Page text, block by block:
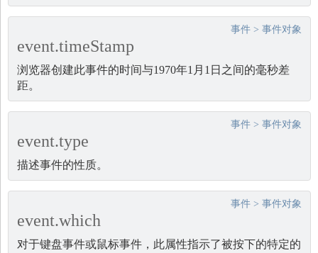
事件 > 事件对象
event.timeStamp
浏览器创建此事件的时间与1970年1月1日之间的毫秒差
距。
事件 > 事件对象
event.type
描述事件的性质。
事件 > 事件对象
event.which
对于键盘事件或鼠标事件，此属性指示了被按下的特定的